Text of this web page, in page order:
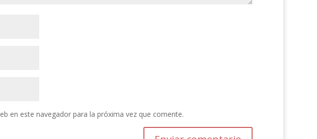
en este navegador para la próxima vez que comente.